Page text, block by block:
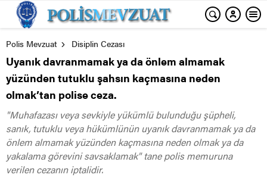
Polis Mevzuat Disiplin Cezası
Uyanık davranmamak ya da önlem almamak
yüzünden tutuklu şahsın kaçmasına neden
olmak’tan polise ceza.
"Muhafazası veya sevkiyle yükümlü bulunduğu şüpheli,
sanık, tutuklu veya hükümlünün uyanık davranmamak ya da
önlem almamak yüzünden kaçmasına neden olmak ya da
yakalama görevini savsaklamak" tane polis memuruna
verilen cezanın iptalidir.